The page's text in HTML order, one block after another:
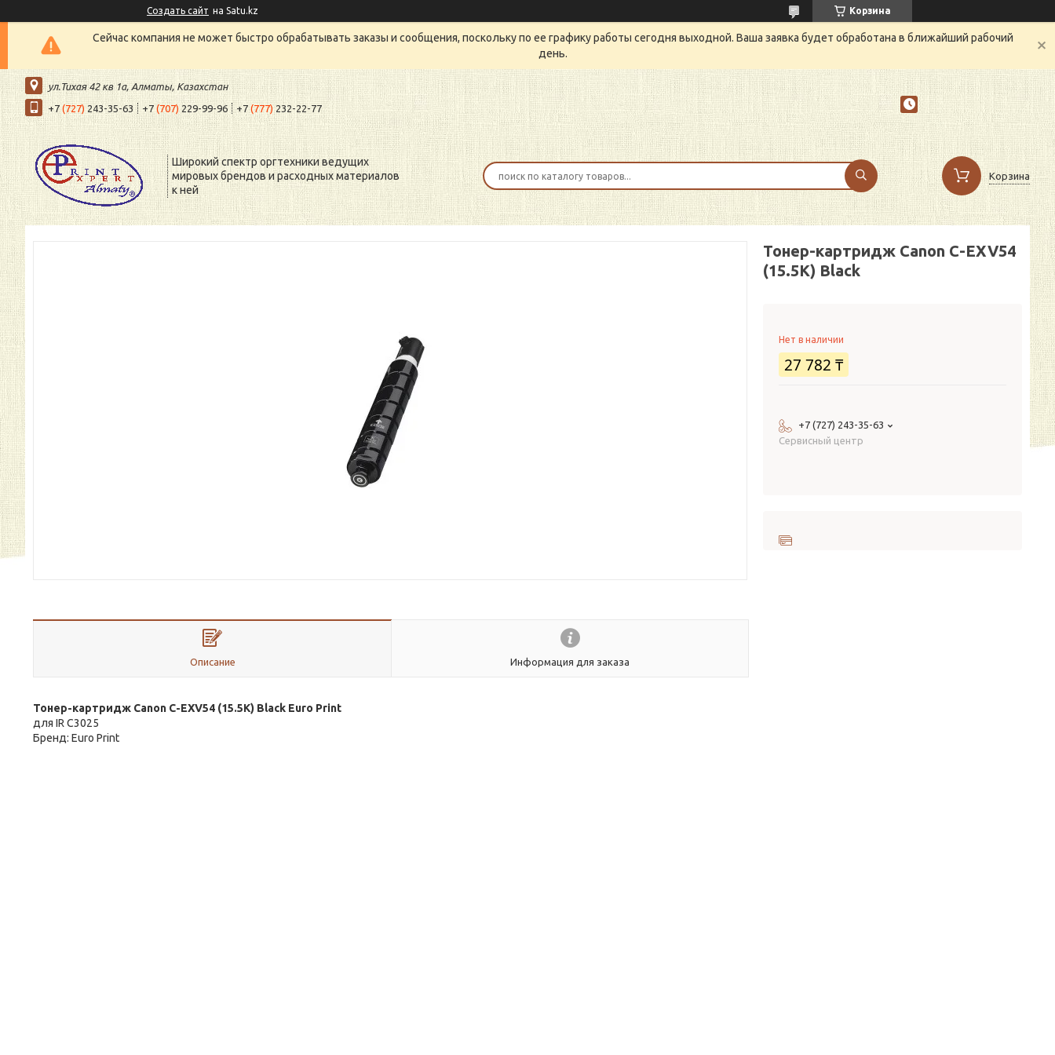
Создать сайт на Satu.kz Корзина
Сейчас компания не может быстро обрабатывать заказы и сообщения, поскольку по ее графику работы сегодня выходной. Ваша заявка будет обработана в ближайший рабочий
день.
ул.Тихая 42 кв 1a, Алматы, Казахстан
+7 (727) 243-35-63 +7 (707) 229-99-96 +7 (777) 232-22-77
Широкий спектр оргтехники ведущих
мировых брендов и расходных материалов
к ней
Корзина
Описание Информация для заказа
Тонер-картридж Canon C-EXV54 (15.5K) Black Euro Print
для IR C3025
Бренд: Euro Print
Тонер-картридж Canon C-EXV54
(15.5K) Black
Нет в наличии
27 782 ₸
+7 (727) 243-35-63
Сервисный центр